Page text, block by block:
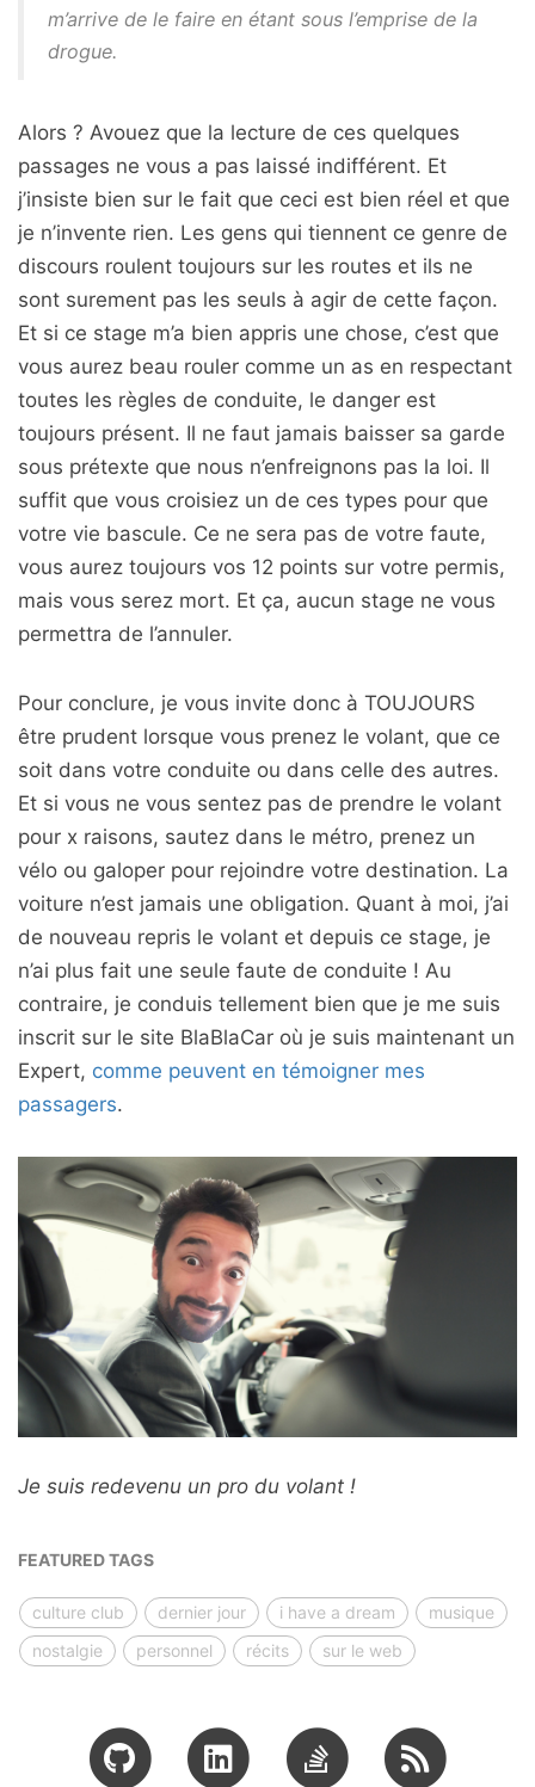
m’arrive de le faire en étant sous l’emprise de la
drogue.
Alors ? Avouez que la lecture de ces quelques
passages ne vous a pas laissé indifférent. Et
j’insiste bien sur le fait que ceci est bien réel et que
je n’invente rien. Les gens qui tiennent ce genre de
discours roulent toujours sur les routes et ils ne
sont surement pas les seuls à agir de cette façon.
Et si ce stage m’a bien appris une chose, c’est que
vous aurez beau rouler comme un as en respectant
toutes les règles de conduite, le danger est
toujours présent. Il ne faut jamais baisser sa garde
sous prétexte que nous n’enfreignons pas la loi. Il
suffit que vous croisiez un de ces types pour que
votre vie bascule. Ce ne sera pas de votre faute,
vous aurez toujours vos 12 points sur votre permis,
mais vous serez mort. Et ça, aucun stage ne vous
permettra de l’annuler.
Pour conclure, je vous invite donc à TOUJOURS
être prudent lorsque vous prenez le volant, que ce
soit dans votre conduite ou dans celle des autres.
Et si vous ne vous sentez pas de prendre le volant
pour x raisons, sautez dans le métro, prenez un
vélo ou galoper pour rejoindre votre destination. La
voiture n’est jamais une obligation. Quant à moi, j’ai
de nouveau repris le volant et depuis ce stage, je
n’ai plus fait une seule faute de conduite ! Au
contraire, je conduis tellement bien que je me suis
inscrit sur le site BlaBlaCar où je suis maintenant un
Expert, comme peuvent en témoigner mes
passagers.
Je suis redevenu un pro du volant !
FEATURED TAGS
culture club dernier jour i have a dream
musique
nostalgie
personnel récits sur le web